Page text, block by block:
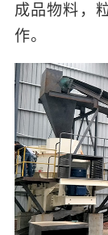
成品物料，
作。